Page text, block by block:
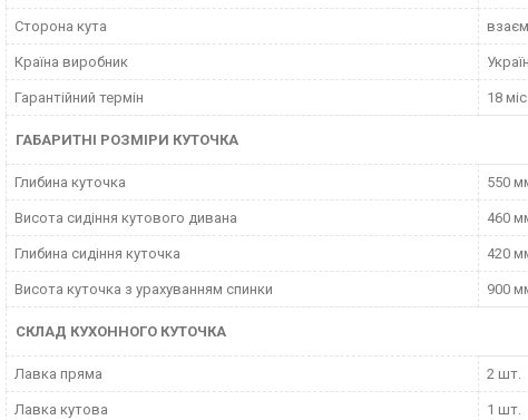
Сторона кута
Країна виробник
Гарантійний термін 18 міс
ГАБАРИТНІ РОЗМІРИ КУТОЧКА
Глибина куточка 550
Висота сидіння кутового дивана 460
Глибина сидіння куточка 420
Висота куточка з урахуванням спинки 900
СКЛАД КУХОННОГО КУТОЧКА
Лавка пряма 2 шт.
Лавка кутова 1 шт.